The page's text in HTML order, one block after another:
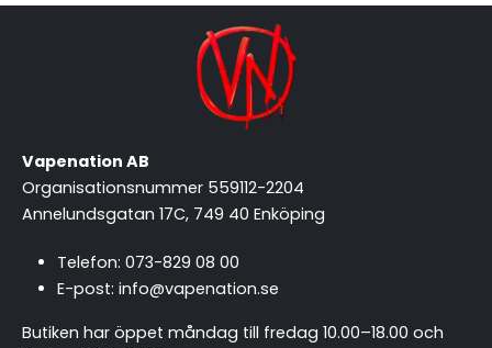
Vapenation AB
Organisationsnummer 559112-2204
Annelundsgatan 17C, 749 40 Enköping
Telefon: 073-829 08 00
E-post: info@vapenation.se
Butiken har öppet måndag till fredag 10.00–18.00 och